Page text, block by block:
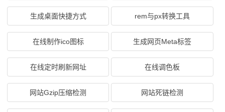
生成桌面快捷方式 rem与px转换工具
在线制作ico图标 生成网页Meta标签
在线定时刷新网址 在线调色板
网站Gzip压缩检测 网站死链检测